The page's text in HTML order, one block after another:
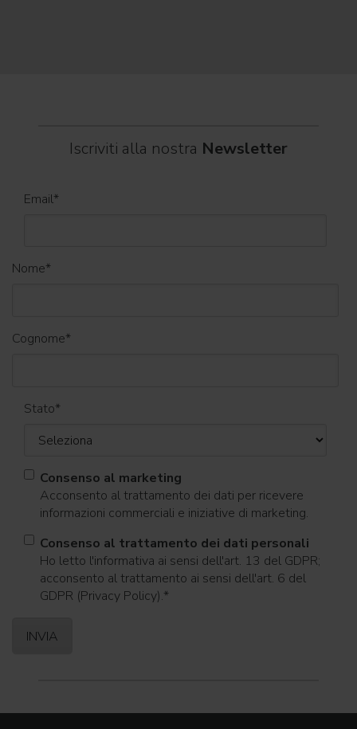
Iscriviti alla nostra Newsletter
Email*
Nome*
Cognome*
Stato*
Consenso al marketing
Acconsento al trattamento dei dati per ricevere
informazioni commerciali e iniziative di marketing.
Consenso al trattamento dei dati personali
Ho letto l'informativa ai sensi dell'art. 13 del GDPR;
acconsento al trattamento ai sensi dell'art. 6 del
GDPR (Privacy Policy).*